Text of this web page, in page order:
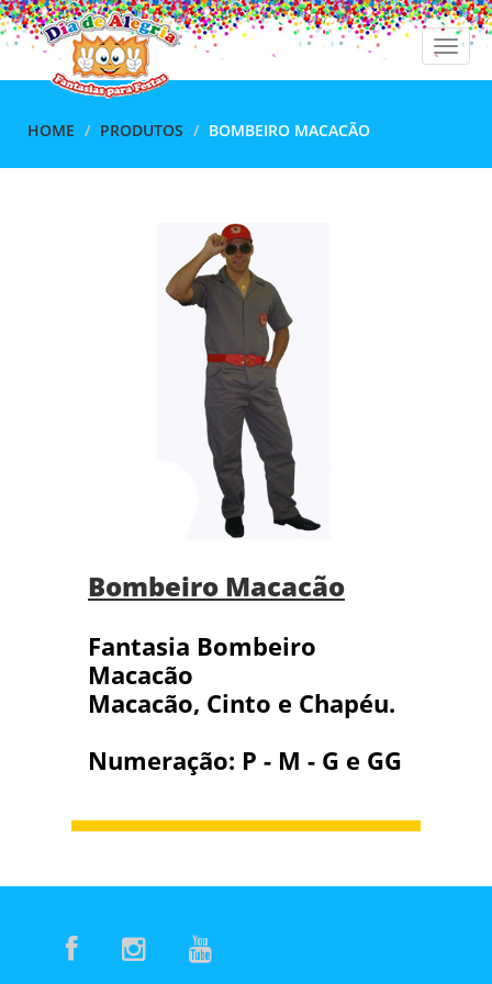
Toggle
HOME PRODUTOS BOMBEIRO MACACÃO
Bombeiro Macacão
Fantasia Bombeiro
Macacão
Macacão, Cinto e Chapéu.
Numeração: P - M - G e GG